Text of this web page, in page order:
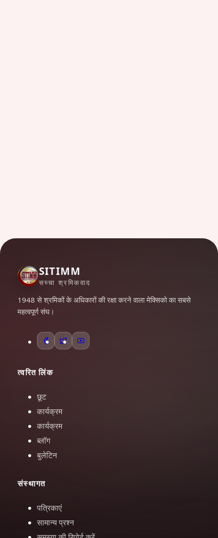
SITIMM
सच्चा श्रमिकवाद
1948 से श्रमिकों के अधिकारों की रक्षा करने वाला मेक्सिको का सबसे
महत्वपूर्ण संघ।
त्वरित लिंक
छूट
कार्यक्रम
कार्यक्रम
ब्लॉग
बुलेटिन
संस्थागत
पत्रिकाएं
सामान्य प्रश्न